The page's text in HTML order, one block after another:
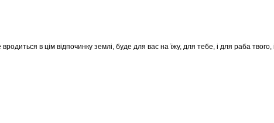
вродиться в цім відпочинку землі, буде для вас на їжу, для тебе, і для раба